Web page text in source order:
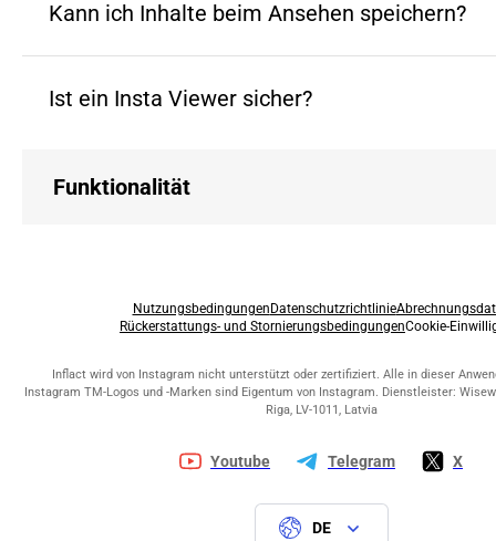
Kann ich Inhalte beim Ansehen speichern?
Ist ein Insta Viewer sicher?
Funktionalität
DE
NutzungsbedingungenDatenschutzrichtlinie
Rückerstattungs- und StornierungsbedingungenCookie-
Inflact wird von Instagram nicht unterstützt oder zertifiziert. Alle in dieser
Instagram TM-Logos und -Marken sind Eigentum von Instagram. Dienstleister:
Riga, LV-1011, Latvia
Youtube Telegram X